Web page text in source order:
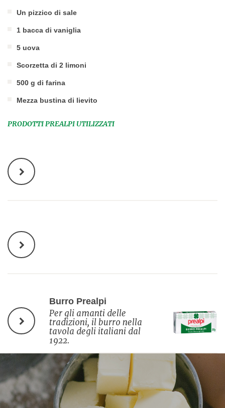
Un pizzico di sale
1 bacca di vaniglia
5 uova
Scorzetta di 2 limoni
500 g di farina
Mezza bustina di lievito
PRODOTTI PREALPI UTILIZZATI
Burro Prealpi
Per gli amanti delle
tradizioni, il burro nella
tavola degli italiani dal
1922.